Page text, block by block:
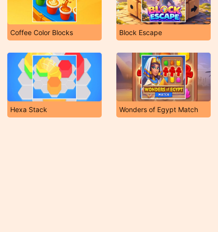
Coffee Color Blocks Block Escape
Hexa Stack Wonders of Egypt Match